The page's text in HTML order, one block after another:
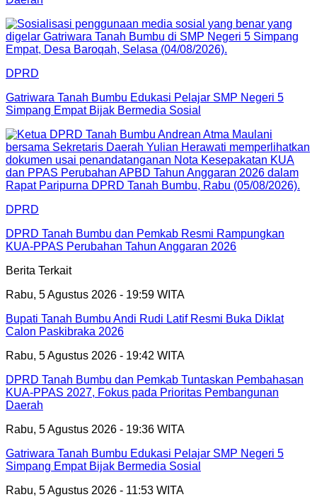
DPRD
Gatriwara Tanah Bumbu Edukasi Pelajar SMP Negeri 5
Simpang Empat Bijak Bermedia Sosial
DPRD
DPRD Tanah Bumbu dan Pemkab Resmi Rampungkan
KUA-PPAS Perubahan Tahun Anggaran 2026
Berita Terkait
Rabu, 5 Agustus 2026 - 19:59 WITA
Bupati Tanah Bumbu Andi Rudi Latif Resmi Buka Diklat
Calon Paskibraka 2026
Rabu, 5 Agustus 2026 - 19:42 WITA
DPRD Tanah Bumbu dan Pemkab Tuntaskan Pembahasan
KUA-PPAS 2027, Fokus pada Prioritas Pembangunan
Daerah
Rabu, 5 Agustus 2026 - 19:36 WITA
Gatriwara Tanah Bumbu Edukasi Pelajar SMP Negeri 5
Simpang Empat Bijak Bermedia Sosial
Rabu, 5 Agustus 2026 - 11:53 WITA